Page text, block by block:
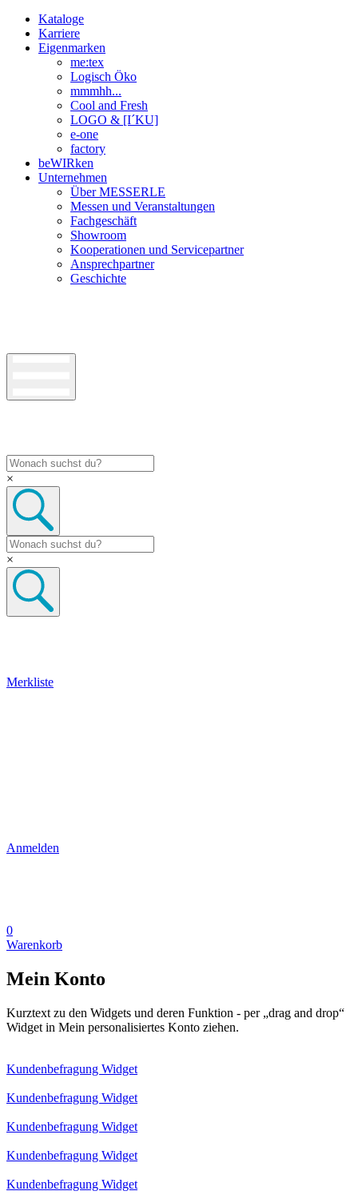
Kataloge
Karriere
Eigenmarken
me:tex
Logisch Öko
mmmhh...
Cool and Fresh
LOGO & [I´KU]
e-one
factory
beWIRken
Unternehmen
Über MESSERLE
Messen und Veranstaltungen
Fachgeschäft
Showroom
Kooperationen und Servicepartner
Ansprechpartner
Geschichte
×
×
Merkliste
Anmelden
0
Warenkorb
Mein Konto
Kurztext zu den Widgets und deren Funktion - per „drag and drop“
Widget in Mein personalisiertes Konto ziehen.
Kundenbefragung Widget
Kundenbefragung Widget
Kundenbefragung Widget
Kundenbefragung Widget
Kundenbefragung Widget